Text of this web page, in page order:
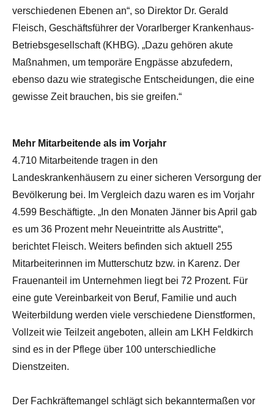
verschiedenen Ebenen an“, so Direktor Dr. Gerald
Fleisch, Geschäftsführer der Vorarlberger Krankenhaus-
Betriebsgesellschaft (KHBG). „Dazu gehören akute
Maßnahmen, um temporäre Engpässe abzufedern,
ebenso dazu wie strategische Entscheidungen, die eine
gewisse Zeit brauchen, bis sie greifen.“
Mehr Mitarbeitende als im Vorjahr
4.710 Mitarbeitende tragen in den
Landeskrankenhäusern zu einer sicheren Versorgung der
Bevölkerung bei. Im Vergleich dazu waren es im Vorjahr
4.599 Beschäftigte. „In den Monaten Jänner bis April gab
es um 36 Prozent mehr Neueintritte als Austritte“,
berichtet Fleisch. Weiters befinden sich aktuell 255
Mitarbeiterinnen im Mutterschutz bzw. in Karenz. Der
Frauenanteil im Unternehmen liegt bei 72 Prozent. Für
eine gute Vereinbarkeit von Beruf, Familie und auch
Weiterbildung werden viele verschiedene Dienstformen,
Vollzeit wie Teilzeit angeboten, allein am LKH Feldkirch
sind es in der Pflege über 100 unterschiedliche
Dienstzeiten.
Der Fachkräftemangel schlägt sich bekanntermaßen vor